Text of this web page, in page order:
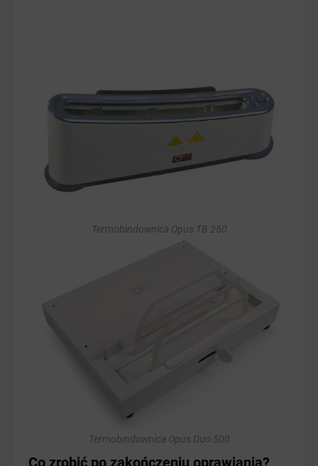
Termobindownica Opus TB 250
Termobindownica Opus Duo 500
Co zrobić po zakończeniu oprawiania?